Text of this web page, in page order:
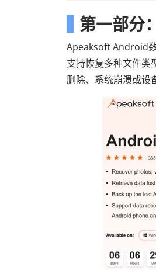
第一部分
Apeaksoft Android
支持恢复多种文件类
删除、系统崩溃或设